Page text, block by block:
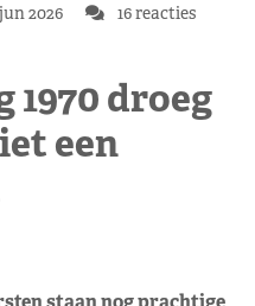
2026 16 reacties
1970 droeg
een